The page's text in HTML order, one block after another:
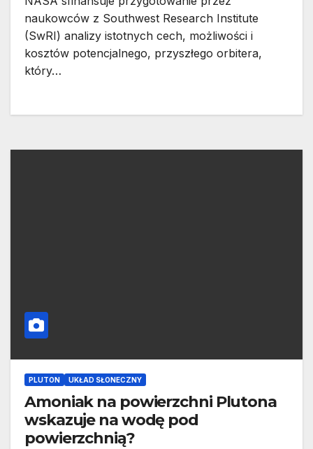
naukowców z Southwest Research Institute
(SwRI) analizy istotnych cech, możliwości i
kosztów potencjalnego, przyszłego orbitera,
który…
PLUTON UKŁAD SŁONECZNY
Amoniak na powierzchni Plutona
wskazuje na wodę pod
powierzchnią?